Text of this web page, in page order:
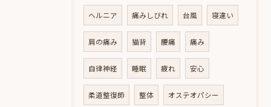
ヘルニア 痛みしびれ 台風 寝違い
肩の痛み 猫背 腰痛 痛み
自律神経 睡眠 疲れ 安心
柔道整復師 整体 オステオパシー